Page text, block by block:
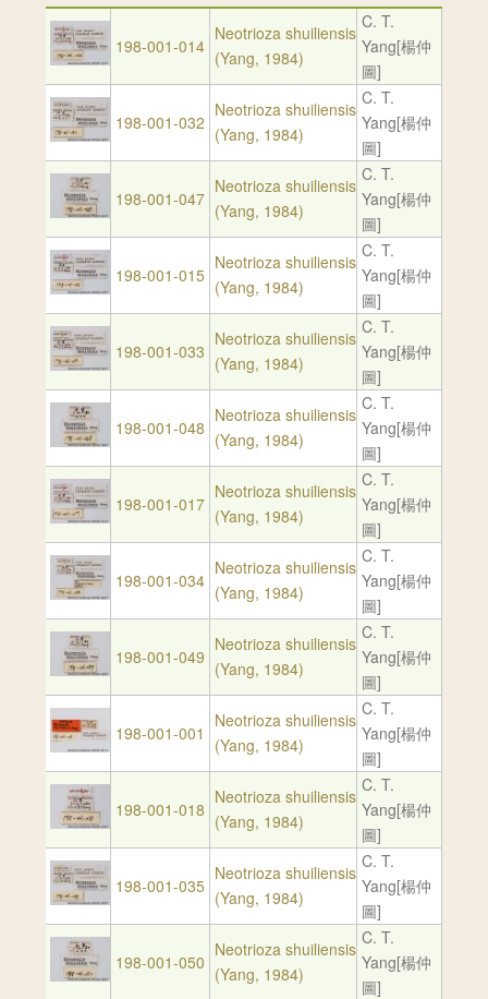
198-001-014
Neotrioza shuiliensis
(Yang, 1984)
C. T.
Yang[楊仲
圖]
198-001-032
Neotrioza shuiliensis
(Yang, 1984)
C. T.
Yang[楊仲
圖]
198-001-047
Neotrioza shuiliensis
(Yang, 1984)
C. T.
Yang[楊仲
圖]
198-001-015
Neotrioza shuiliensis
(Yang, 1984)
C. T.
Yang[楊仲
圖]
198-001-033
Neotrioza shuiliensis
(Yang, 1984)
C. T.
Yang[楊仲
圖]
198-001-048
Neotrioza shuiliensis
(Yang, 1984)
C. T.
Yang[楊仲
圖]
198-001-017
Neotrioza shuiliensis
(Yang, 1984)
C. T.
Yang[楊仲
圖]
198-001-034
Neotrioza shuiliensis
(Yang, 1984)
C. T.
Yang[楊仲
圖]
198-001-049
Neotrioza shuiliensis
(Yang, 1984)
C. T.
Yang[楊仲
圖]
198-001-001
Neotrioza shuiliensis
(Yang, 1984)
C. T.
Yang[楊仲
圖]
198-001-018
Neotrioza shuiliensis
(Yang, 1984)
C. T.
Yang[楊仲
圖]
198-001-035
Neotrioza shuiliensis
(Yang, 1984)
C. T.
Yang[楊仲
圖]
198-001-050
Neotrioza shuiliensis
(Yang, 1984)
C. T.
Yang[楊仲
圖]